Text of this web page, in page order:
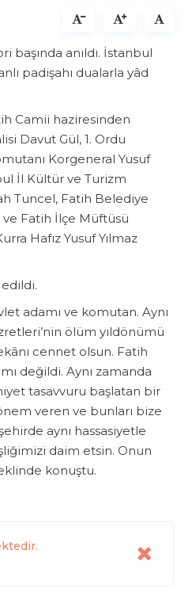
başında anıldı. İstanbul
padişahı dualarla yâd
Camii haziresinden
Davut Gül, 1. Ordu
Korgeneral Yusuf
İl Kültür ve Turizm
Tuncel, Fatih Belediye
ve Fatih İlçe Müftüsü
Hafız Yusuf Yılmaz
adamı ve komutan. Aynı
ölüm yıldönümü
cennet olsun. Fatih
değildi. Aynı zamanda
tasavvuru başlatan bir
veren ve bunları bize
aynı hassasiyetle
daim etsin. Onun
konuştu.
Bilim diplomasisi için ortak çağrı